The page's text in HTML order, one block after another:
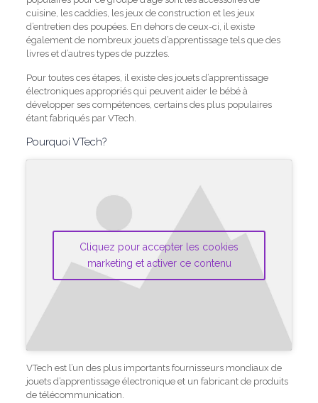
cuisine, les caddies, les jeux de construction et les jeux
d’entretien des poupées. En dehors de ceux-ci, il existe
également de nombreux jouets d’apprentissage tels que des
livres et d’autres types de puzzles.
Pour toutes ces étapes, il existe des jouets d’apprentissage
électroniques appropriés qui peuvent aider le bébé à
développer ses compétences, certains des plus populaires
étant fabriqués par VTech.
Pourquoi VTech?
Cliquez pour accepter les cookies
marketing et activer ce contenu
VTech est l’un des plus importants fournisseurs mondiaux de
jouets d’apprentissage électronique et un fabricant de produits
de télécommunication.